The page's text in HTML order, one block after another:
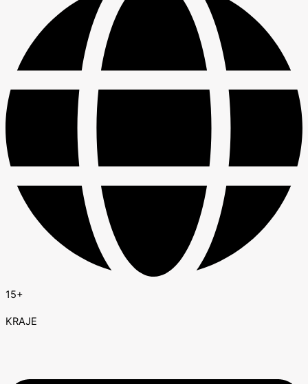
15+
KRAJE